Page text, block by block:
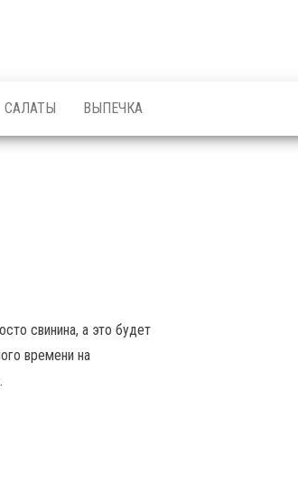
САЛАТЫ ВЫПЕЧКА
свинина, а это будет
времени на